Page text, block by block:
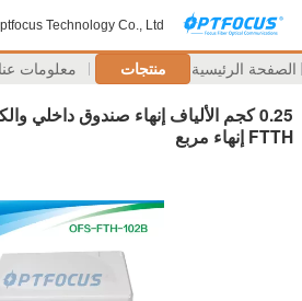
Technology Co., Ltd.
الصفحة الرئيسية منتجات معلومات عنا
0.25 كجم الألياف إنهاء صندوق داخلي
FTTH إنهاء مربع